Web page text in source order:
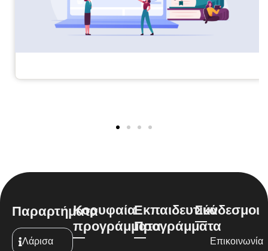
Παραρτήματα
Λάρισα
Κορυφαία
προγράμματα
Εκπαιδευτικά
Προγράμματα
Σύνδεσμοι
Επικοινωνία